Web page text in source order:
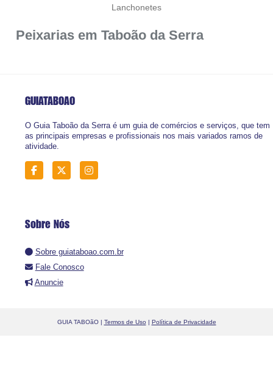
Lanchonetes
Peixarias em Taboão da Serra
GUIATABOAO
O Guia Taboão da Serra é um guia de comércios e serviços, que tem
as principais empresas e profissionais nos mais variados ramos de
atividade.
Sobre Nós
Sobre guiataboao.com.br
Fale Conosco
Anuncie
GUIA TABOãO | Termos de Uso | Política de Privacidade